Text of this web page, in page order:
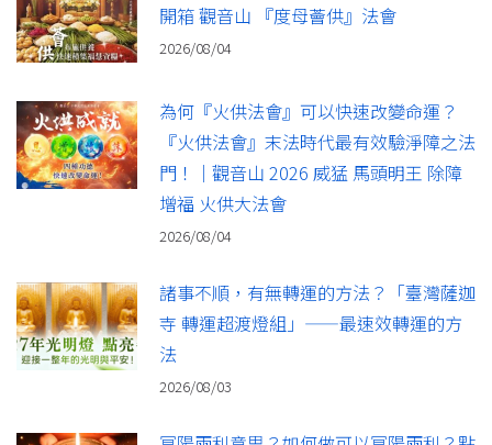
開箱 觀音山 『度母薈供』法會
2026/08/04
為何『火供法會』可以快速改變命運？
『火供法會』末法時代最有效驗淨障之法
門！｜觀音山 2026 威猛 馬頭明王 除障
增福 火供大法會
2026/08/04
諸事不順，有無轉運的方法？「臺灣薩迦
寺 轉運超渡燈組」——最速效轉運的方
法
2026/08/03